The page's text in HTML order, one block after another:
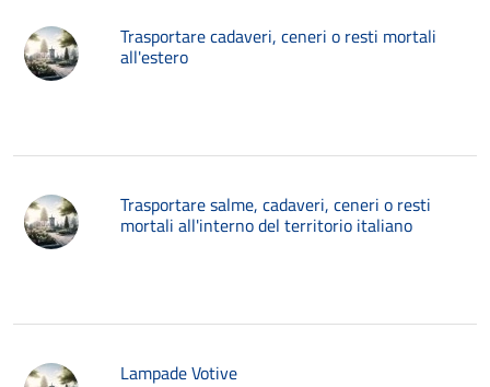
Trasportare cadaveri, ceneri o resti mortali
all'estero
Trasportare salme, cadaveri, ceneri o resti
mortali all'interno del territorio italiano
Lampade Votive